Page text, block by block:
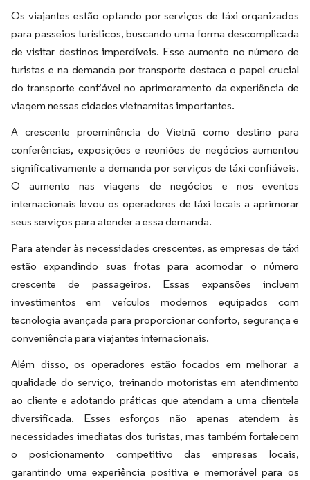
Os viajantes estão optando por serviços de táxi organizados
para passeios turísticos, buscando uma forma descomplicada
de visitar destinos imperdíveis. Esse aumento no número de
turistas e na demanda por transporte destaca o papel crucial
do transporte confiável no aprimoramento da experiência de
viagem nessas cidades vietnamitas importantes.
A crescente proeminência do Vietnã como destino para
conferências, exposições e reuniões de negócios aumentou
significativamente a demanda por serviços de táxi confiáveis.
O aumento nas viagens de negócios e nos eventos
internacionais levou os operadores de táxi locais a aprimorar
seus serviços para atender a essa demanda.
Para atender às necessidades crescentes, as empresas de táxi
estão expandindo suas frotas para acomodar o número
crescente de passageiros. Essas expansões incluem
investimentos em veículos modernos equipados com
tecnologia avançada para proporcionar conforto, segurança e
conveniência para viajantes internacionais.
Além disso, os operadores estão focados em melhorar a
qualidade do serviço, treinando motoristas em atendimento
ao cliente e adotando práticas que atendam a uma clientela
diversificada. Esses esforços não apenas atendem às
necessidades imediatas dos turistas, mas também fortalecem
o posicionamento competitivo das empresas locais,
garantindo uma experiência positiva e memorável para os